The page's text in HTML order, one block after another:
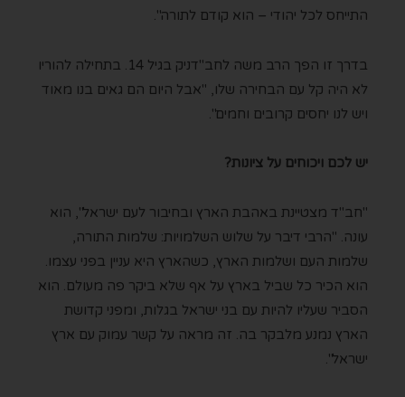
התייחס לכל יהודי – הוא קודם לתורה".
בדרך זו הפך הרב משה לחב"דניק בגיל 14. בתחילה להוריו
לא היה קל עם הבחירה שלו, "אבל היום הם גאים בנו מאוד
ויש לנו יחסים קרובים וחמים".
יש לכם ויכוחים על ציונות?
"חב"ד מצטיינת באהבת הארץ ובחיבור לעם ישראל", הוא
עונה. "הרבי דיבר על שלוש השלמויות: שלמות התורה,
שלמות העם ושלמות הארץ, כשהארץ היא עניין בפני עצמו.
הוא הכיר כל שביל בארץ על אף שלא ביקר פה מעולם. הוא
הסביר שעליו להיות עם בני ישראל בגלות, ומפני קדושת
הארץ נמנע מלבקר בה. זה מראה על קשר עמוק עם ארץ
ישראל".